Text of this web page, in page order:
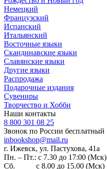
Немецкий
Французский
Испанский
Итальянский
Восточные языки
Скандинавские языки
Славянские языки
Другие языки
Распродажа
Подарочные издания
Сувениры
Творчество и Хобби
Наши контакты
8 800 301 08 25
Звонок по России бесплатный
inbookshop@mail.ru
г. Ижевск, ул. ​Пастухова, 41а
Пн. – Пт.: с 7.30 до 17:00 (Мск)
Сб. с 8.00 до 15.00 (Мск)